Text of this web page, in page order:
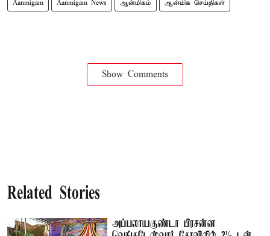
Aanmigam Aanmigam News ஆன்மிகம் ஆன்மிக செய்திகள்
Show Comments
Related Stories
அப்பலாயகுண்டா பிரசன்ன